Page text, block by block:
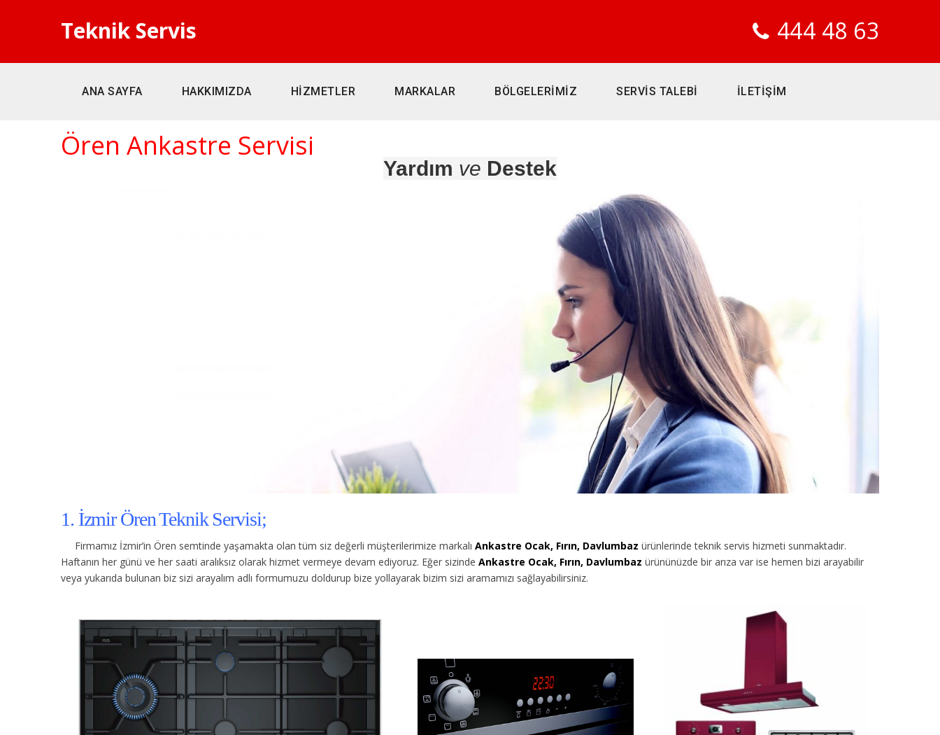
Teknik Servis 444 48 63
ANA SAYFA HAKKIMIZDA HİZMETLER MARKALAR BÖLGELERİMİZ SERVİS TALEBİ İLETİŞİM
Ören Ankastre Servisi
Yardım ve Destek
1. İzmir Ören Teknik Servisi;
Firmamız İzmir’in Ören semtinde yaşamakta olan tüm siz değerli müşterilerimize markalı Ankastre Ocak, Fırın, Davlumbaz ürünlerinde teknik servis hizmeti sunmaktadır.
Haftanın her günü ve her saati aralıksız olarak hizmet vermeye devam ediyoruz. Eğer sizinde Ankastre Ocak, Fırın, Davlumbaz ürününüzde bir arıza var ise hemen bizi arayabilir
veya yukarıda bulunan biz sizi arayalım adlı formumuzu doldurup bize yollayarak bizim sizi aramamızı sağlayabilirsiniz.